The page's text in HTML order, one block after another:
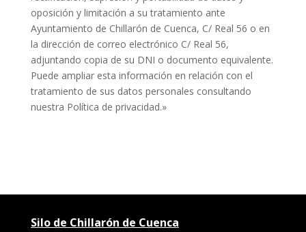
oposición y limitación a su tratamiento ante
Ayuntamiento de Chillarón de Cuenca, C/ Real 56 o en
la dirección de correo electrónico C/ Real 56,
adjuntando copia de su DNI o documento equivalente.
Puede ampliar esta información en relación con el
tratamiento de sus datos personales consultando
nuestra Política de privacidad.»
Silo de Chillarón de Cuenca